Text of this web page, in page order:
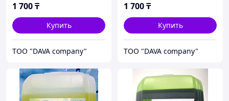
1 700₸
Купить
ТОО "DAVA company"
1 700₸
Купить
ТОО "DAVA company"